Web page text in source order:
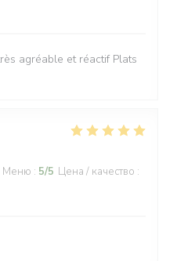
agréable et réactif Plats
Меню : 5/5 Цена / качество :